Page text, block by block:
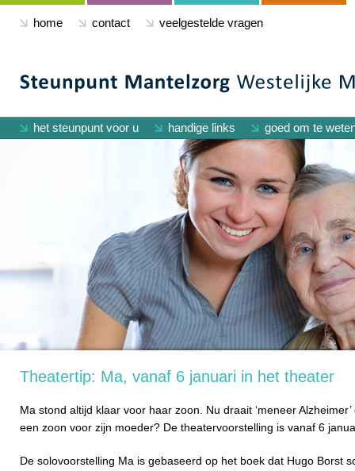
home contact veelgestelde vragen
het steunpunt voor u handige links goed om te
Theatertip: Ma, vanaf 6 januari in het theater
Ma stond altijd klaar voor haar zoon. Nu draait ‘meneer
een zoon voor zijn moeder? De theatervoorstelling is vanaf 6
De solovoorstelling Ma is gebaseerd op het boek dat Hugo Borst